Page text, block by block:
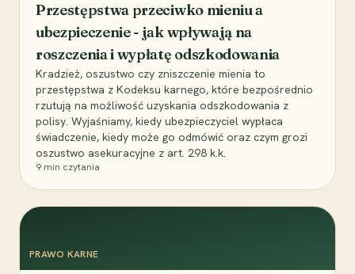
Przestępstwa przeciwko mieniu a
ubezpieczenie - jak wpływają na
roszczenia i wypłatę odszkodowania
Kradzież, oszustwo czy zniszczenie mienia to
przestępstwa z Kodeksu karnego, które bezpośrednio
rzutują na możliwość uzyskania odszkodowania z
polisy. Wyjaśniamy, kiedy ubezpieczyciel wypłaca
świadczenie, kiedy może go odmówić oraz czym grozi
oszustwo asekuracyjne z art. 298 k.k.
9 min czytania
PRAWO KARNE